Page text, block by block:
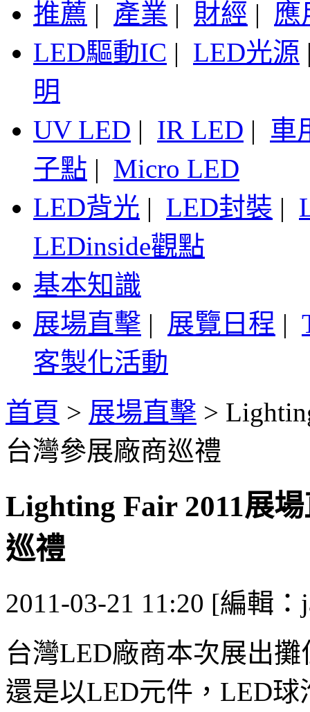
推薦 | 產業 | 財經 | 應
LED驅動IC | LED光源
明
UV LED | IR LED | 車
子點 | Micro LED
LED背光 | LED封裝 |
LEDinside觀點
基本知識
展場直擊 | 展覽日程 |
客製化活動
首頁 > 展場直擊 >
台灣參展廠商巡禮
Lighting Fair 2011展
巡禮
2011-03-21 11:20 [編輯：
台灣LED廠商本次展出
還是以LED元件，LED球